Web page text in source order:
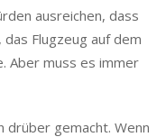
ausreichen, dass
Flugzeug auf dem
Aber muss es immer
drüber gemacht. Wenn